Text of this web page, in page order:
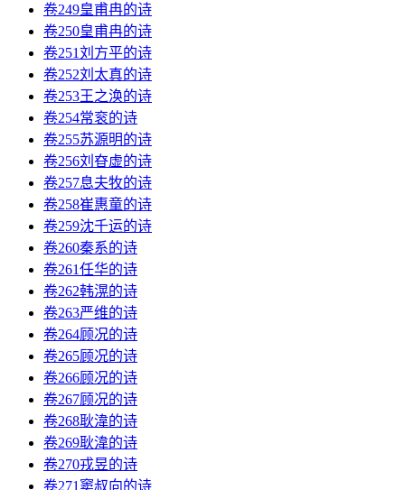
卷249皇甫冉的诗
卷250皇甫冉的诗
卷251刘方平的诗
卷252刘太真的诗
卷253王之涣的诗
卷254常衮的诗
卷255苏源明的诗
卷256刘昚虚的诗
卷257息夫牧的诗
卷258崔惠童的诗
卷259沈千运的诗
卷260秦系的诗
卷261任华的诗
卷262韩滉的诗
卷263严维的诗
卷264顾况的诗
卷265顾况的诗
卷266顾况的诗
卷267顾况的诗
卷268耿湋的诗
卷269耿湋的诗
卷270戎昱的诗
卷271窦叔向的诗